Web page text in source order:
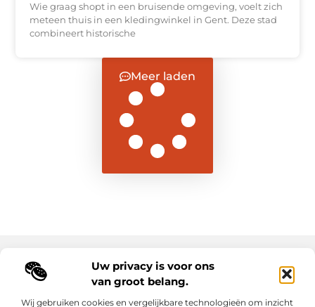
Uw privacy is voor ons
van groot belang.
Wij gebruiken cookies en vergelijkbare technologieën om inzicht
Wie graag shopt in een bruisende omgeving, voelt zich
meteen thuis in een kledingwinkel in Gent. Deze stad
combineert historische
Meer laden
Main Links